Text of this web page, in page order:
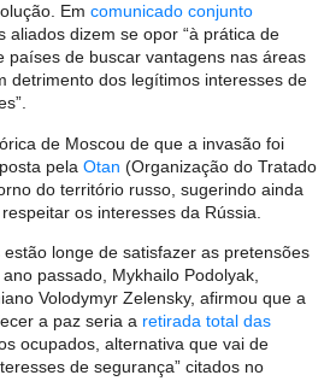
Em comunicado conjunto
aliados dizem se opor “à prática de
países de buscar vantagens nas áreas
detrimento dos legítimos interesses de
de Moscou de que a invasão foi
pela Otan (Organização do Tratado
do território russo, sugerindo ainda
os interesses da Rússia.
longe de satisfazer as pretensões
passado, Mykhailo Podolyak,
Volodymyr Zelensky, afirmou que a
a paz seria a retirada total das
ocupados, alternativa que vai de
de segurança” citados no